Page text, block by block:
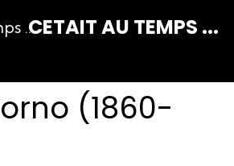
CETAIT AU TEMPS ...
(1860-